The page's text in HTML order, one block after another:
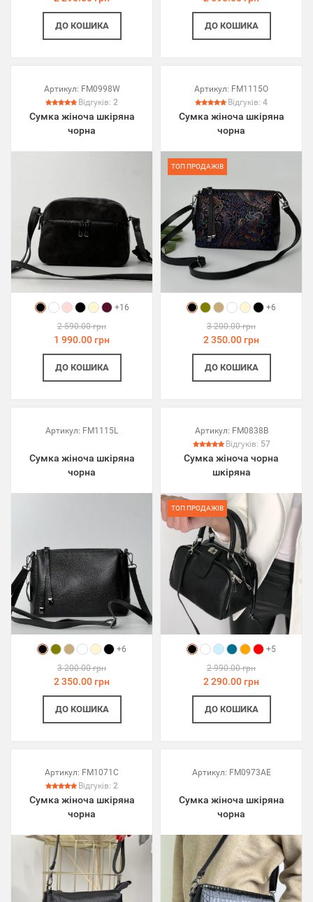
ДО КОШИКА ДО КОШИКА
Артикул: FM0998W
Відгуків: 2
Сумка жіноча шкіряна
чорна
+16
2 590.00 грн
1 990.00 грн
ДО КОШИКА
Артикул: FM1115O
Відгуків: 4
Сумка жіноча шкіряна
чорна
ТОП ПРОДАЖІВ
+6
3 200.00 грн
2 350.00 грн
ДО КОШИКА
Артикул: FM1115L
Сумка жіноча шкіряна
чорна
+6
3 200.00 грн
2 350.00 грн
ДО КОШИКА
Артикул: FM0838B
Відгуків: 57
Сумка жіноча чорна
шкіряна
ТОП ПРОДАЖІВ
+5
2 990.00 грн
2 290.00 грн
ДО КОШИКА
Артикул: FM1071C
Відгуків: 2
Сумка жіноча шкіряна
чорна
Артикул: FM0973AE
Сумка жіноча шкіряна
чорна